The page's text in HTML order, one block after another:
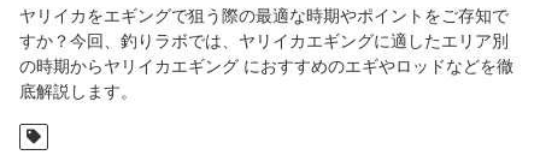
ヤリイカをエギングで狙う際の最適な時期やポイントをご存知で
すか？今回、釣りラボでは、ヤリイカエギングに適したエリア別
の時期からヤリイカエギング におすすめのエギやロッドなどを徹
底解説します。